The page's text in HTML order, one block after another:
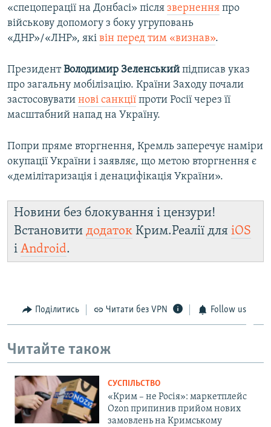
«спецоперації на Донбасі» після звернення про
військову допомогу з боку угруповань
«ДНР»/«ЛНР», які він перед тим «визнав».
ПрезидентВолодимир Зеленський підписав указ
про загальну мобілізацію. Країни Заходу почали
застосовувати нові санкції проти Росії через її
масштабний напад на Україну.
Попри пряме вторгнення, Кремль заперечує наміри
окупації України і заявляє, що метою вторгнення є
«демілітаризація і денацифікація України».
Новини без блокування і цензури!
Встановити додаток Крим.Реалії для iOS
і Android.
Поділитись Читати без VPN Follow us
Читайте також
СУСПІЛЬСТВО
«Крим – не Росія»: маркетплейс
Ozon припинив прийом нових
замовлень на Кримському